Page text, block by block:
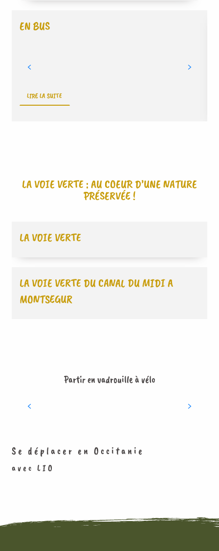
EN BUS
LIRE LA SUITE
LA VOIE VERTE : AU COEUR D’UNE NATURE
PRÉSERVÉE !
LA VOIE VERTE
LA VOIE VERTE DU CANAL DU MIDI A
MONTSEGUR
Partir en vadrouille à vélo
THOMAS LOISIRS
Se déplacer en Occitanie
avec LIO